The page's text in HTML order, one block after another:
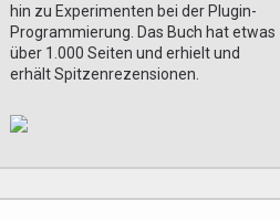
hin zu Experimenten bei der Plugin-
Programmierung. Das Buch hat etwas
über 1.000 Seiten und erhielt und
erhält Spitzenrezensionen.